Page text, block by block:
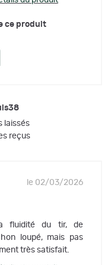
ce produit
laissés
reçus
le 02/03/2026
fluidité du tir, de
loupé, mais pas
très satisfait.